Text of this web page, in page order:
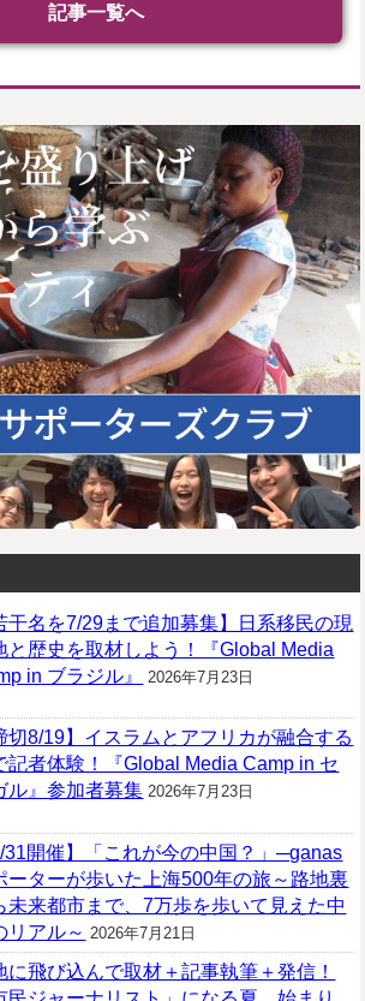
記事一覧へ
干名を7/29まで追加募集】日系移民の現
と歴史を取材しよう！『Global Media
in ブラジル』
2026年7月23日
切8/19】イスラムとアフリカが融合する
記者体験！『Global Media Camp in セ
ル』参加者募集 2026年7月23日
31開催】「これが今の中国？」─ganas
ーターが歩いた上海500年の旅～路地裏
未来都市まで、7万歩を歩いて見えた中
リアル～ 2026年7月21日
に飛び込んで取材＋記事執筆＋発信！